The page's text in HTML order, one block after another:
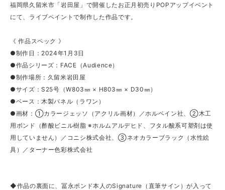
福岡県久留米市「岩田屋」で開催したお正月初売りPOPアップイベント
にて、ライブペイントで制作した作品です。
《 作品スペック 》
●制作日：2024年1月3日
●作品シリーズ：FACE（Audience）
●制作場所：久留米岩田屋
●サイズ：S25号（W803㎜ × H803㎜ × D30㎜）
●ベース：木製パネル（ラワン）
●画材：①カラージェッソ（アクリル画材）／ホルベイン社、②木工
用ボンド（酢酸ビニル樹脂 ※ホルムアルデヒド、フタル酸系可塑剤は使
用していません）／コニシ株式会社、③ネオカラーブラック（水性絵
具）／ターナー色彩株式会社
◆作品の裏面に、冨永ボンド本人のSignature（直筆サイン）が入って